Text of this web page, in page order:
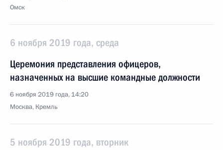
Омск
6 ноября 2019 года, среда
Церемония представления офицеров,
назначенных на высшие командные должности
6 ноября 2019 года, 14:20
Москва, Кремль
5 ноября 2019 года, вторник